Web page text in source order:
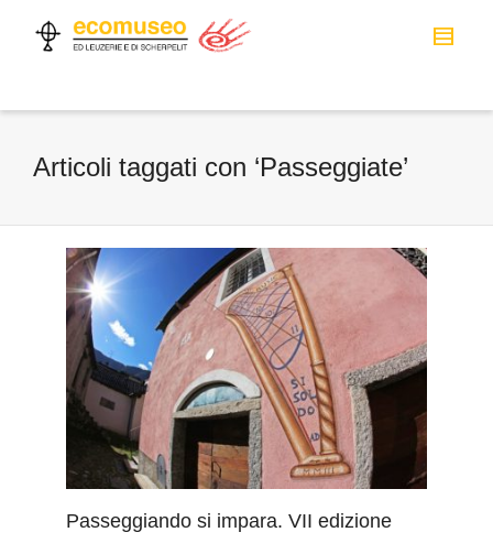
Articoli taggati con ‘Passeggiate’
Passeggiando si impara. VII edizione